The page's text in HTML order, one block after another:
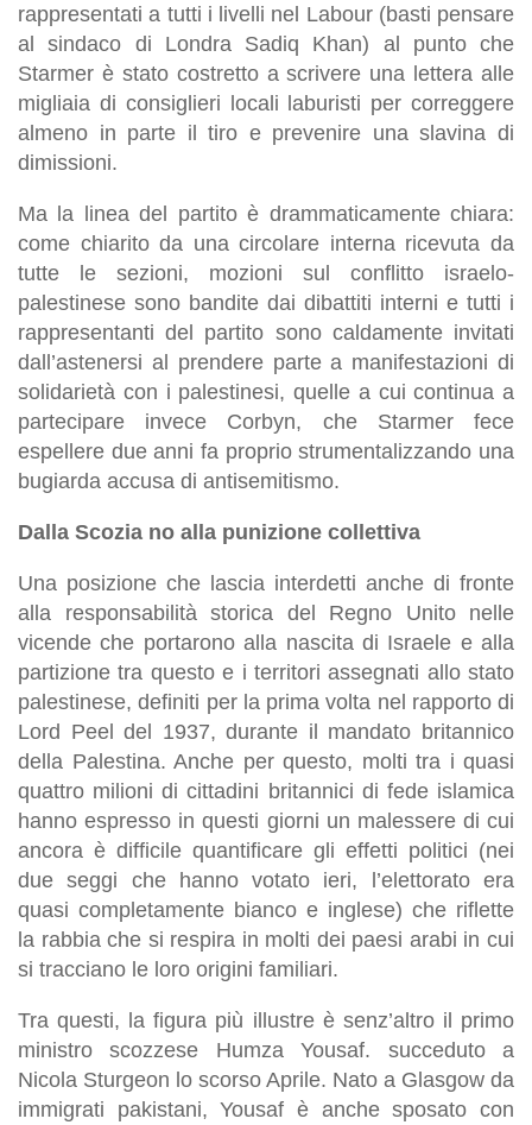
rappresentati a tutti i livelli nel Labour (basti pensare
al sindaco di Londra Sadiq Khan) al punto che
Starmer è stato costretto a scrivere una lettera alle
migliaia di consiglieri locali laburisti per correggere
almeno in parte il tiro e prevenire una slavina di
dimissioni.
Ma la linea del partito è drammaticamente chiara:
come chiarito da una circolare interna ricevuta da
tutte le sezioni, mozioni sul conflitto israelo-
palestinese sono bandite dai dibattiti interni e tutti i
rappresentanti del partito sono caldamente invitati
dall’astenersi al prendere parte a manifestazioni di
solidarietà con i palestinesi, quelle a cui continua a
partecipare invece Corbyn, che Starmer fece
espellere due anni fa proprio strumentalizzando una
bugiarda accusa di antisemitismo.
Dalla Scozia no alla punizione collettiva
Una posizione che lascia interdetti anche di fronte
alla responsabilità storica del Regno Unito nelle
vicende che portarono alla nascita di Israele e alla
partizione tra questo e i territori assegnati allo stato
palestinese, definiti per la prima volta nel rapporto di
Lord Peel del 1937, durante il mandato britannico
della Palestina. Anche per questo, molti tra i quasi
quattro milioni di cittadini britannici di fede islamica
hanno espresso in questi giorni un malessere di cui
ancora è difficile quantificare gli effetti politici (nei
due seggi che hanno votato ieri, l’elettorato era
quasi completamente bianco e inglese) che riflette
la rabbia che si respira in molti dei paesi arabi in cui
si tracciano le loro origini familiari.
Tra questi, la figura più illustre è senz’altro il primo
ministro scozzese Humza Yousaf. succeduto a
Nicola Sturgeon lo scorso Aprile. Nato a Glasgow da
immigrati pakistani, Yousaf è anche sposato con